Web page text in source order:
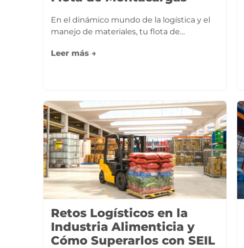
En el dinámico mundo de la logística y el
manejo de materiales, tu flota de…
Leer más →
Retos Logísticos en la
Industria Alimenticia y
Cómo Superarlos con SEIL